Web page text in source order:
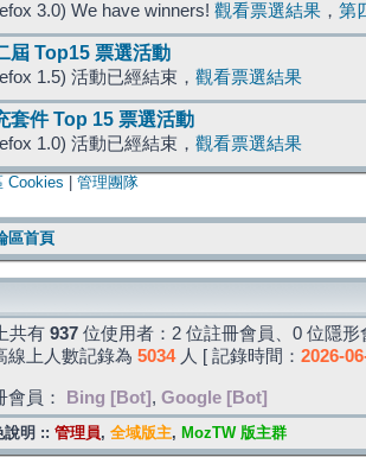
3.0) We have winners! 觀看票選結果 ， 第
屆 Top15 票選活動
1.5) 活動已經結束， 觀看票選結果
套件 Top 15 票選活動
1.0) 活動已經結束， 觀看票選結果
Cookies 管理團隊
區首頁
共有 937 位使用者：2 位註冊會員、0 位隱
線上人數記錄為 5034人 [ 記錄時間： 2026-
會員： Bing [Bot] , Google [Bot]
說明 :: 管理員, 全域版主, MozTW 版主群